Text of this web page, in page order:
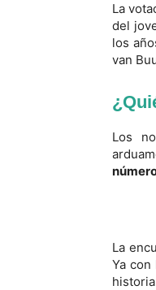
La
del
los
van
Los
La
Ya